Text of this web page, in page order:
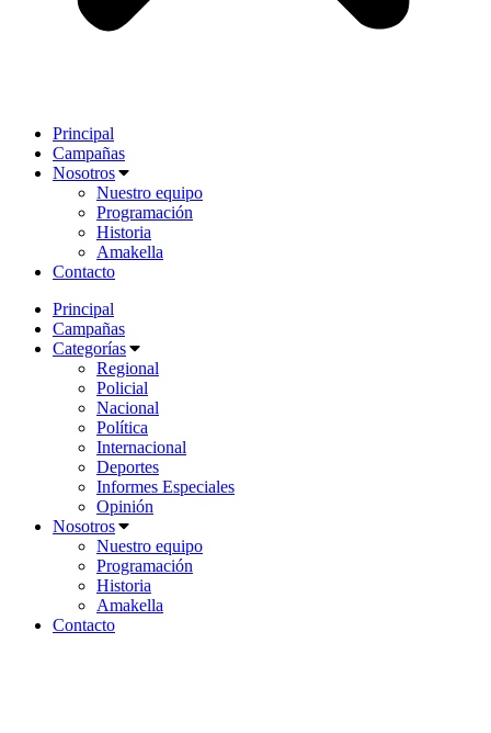
Principal
Campañas
Nosotros
Nuestro equipo
Programación
Historia
Amakella
Contacto
Principal
Campañas
Categorías
Regional
Policial
Nacional
Política
Internacional
Deportes
Informes Especiales
Opinión
Nosotros
Nuestro equipo
Programación
Historia
Amakella
Contacto